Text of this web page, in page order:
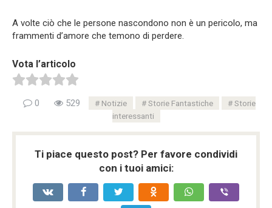
A volte ciò che le persone nascondono non è un pericolo, ma
frammenti d’amore che temono di perdere.
Vota l’articolo
0 529 Notizie Storie Fantastiche
Storie
interessanti
Ti piace questo post? Per favore condividi
con i tuoi amici: